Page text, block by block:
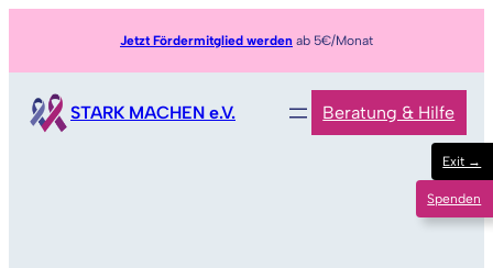
Jetzt Fördermitglied werden ab 5€/Monat
STARK MACHEN e.V. Beratung & Hilfe
Exit →
Spenden